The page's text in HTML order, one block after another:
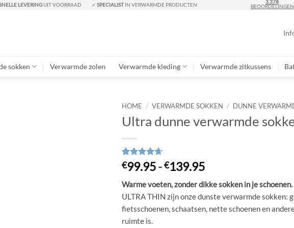
LEVERINGUIT VOORRAAD ✓ SPECIALISTIN VERWARMDE PRODUCTEN 3.378
BEOORDELINGEN
sokken Verwarmde zolen Verwarmde kleding Verwarmde zitkussens
HOME / VERWARMDE SOKKEN / DUNNE
Ultra dunne verwarmde
Gewaardeerd
4.63op 5
gebaseerd
op
51
klant
waarderingen
€99.95-€139.95Prijsklasse:
tot
€139.95
Warme voeten, zonder dikke sokken in je schoenen.
ULTRA THIN zijn onze dunste verwarmde sokken:
fietsschoenen, schaatsen, nette schoenen en
ruimte is.